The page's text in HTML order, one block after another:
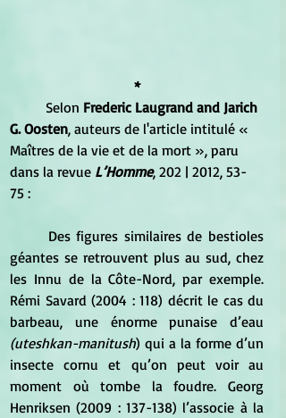
*
	Selon
Frederic Laugrand and Jarich
G. Oosten, auteurs de l'article intitulé «
Maîtres de la vie et de la mort », paru
dans la revue L’Homme, 202 | 2012, 53-
75 :
Des figures similaires de bestioles
géantes se retrouvent plus au sud, chez
les Innu de la Côte-Nord, par exemple.
Rémi Savard (2004 : 118) décrit le cas du
(uteshkan-manitush) qui a la forme d’un
insecte cornu et qu’on peut voir au
moment où tombe la foudre. Georg
Henriksen (2009 : 137-138) l’associe à la